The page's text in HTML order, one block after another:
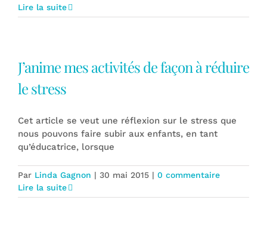
Lire la suite
J’anime mes activités de façon à réduire
le stress
Cet article se veut une réflexion sur le stress que
nous pouvons faire subir aux enfants, en tant
qu’éducatrice, lorsque
Par Linda Gagnon | 30 mai 2015 | 0 commentaire
Lire la suite